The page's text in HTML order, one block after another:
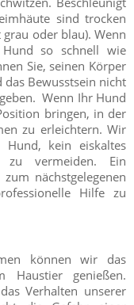
sind trocken
oder blau). Wenn
so schnell wie
Sie, seinen Körper
Bewusstsein nicht
Wenn Ihr Hund
bringen, in der
zu erleichtern. Wir
Hund, kein eiskaltes
zu vermeiden. Ein
nächstgelegenen
Hilfe zu
können wir das
Haustier genießen.
Verhalten unserer